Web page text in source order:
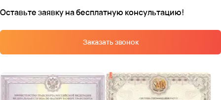
Оставьте заявку на бесплатную консультацию!
Заказать звонок